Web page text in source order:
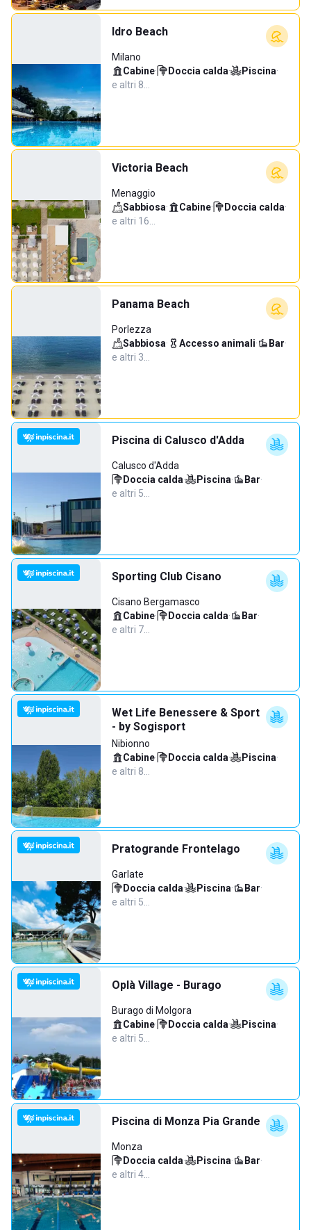
Idro Beach
Milano
Cabine· Doccia calda· Piscina·
e altri 8…
Victoria Beach
Menaggio
Sabbiosa· Cabine· Doccia calda·
e altri 16…
Panama Beach
Porlezza
Sabbiosa· Accesso animali· Bar·
e altri 3…
Piscina di Calusco d'Adda
Calusco d'Adda
Doccia calda· Piscina· Bar·
e altri 5…
Sporting Club Cisano
Cisano Bergamasco
Cabine· Doccia calda· Bar·
e altri 7…
Wet Life Benessere & Sport
- by Sogisport
Nibionno
Cabine· Doccia calda· Piscina·
e altri 8…
Pratogrande Frontelago
Garlate
Doccia calda· Piscina· Bar·
e altri 5…
Oplà Village - Burago
Burago di Molgora
Cabine· Doccia calda· Piscina·
e altri 5…
Piscina di Monza Pia Grande
Monza
Doccia calda· Piscina· Bar·
e altri 4…